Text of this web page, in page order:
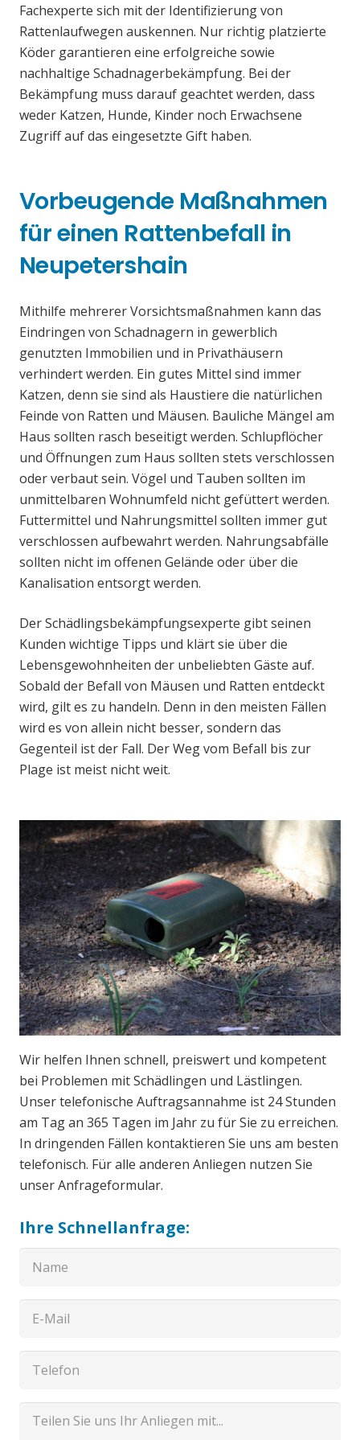
Fachexperte sich mit der Identifizierung von
Rattenlaufwegen auskennen. Nur richtig platzierte
Köder garantieren eine erfolgreiche sowie
nachhaltige Schadnagerbekämpfung. Bei der
Bekämpfung muss darauf geachtet werden, dass
weder Katzen, Hunde, Kinder noch Erwachsene
Zugriff auf das eingesetzte Gift haben.
Vorbeugende Maßnahmen
für einen Rattenbefall in
Neupetershain
Mithilfe mehrerer Vorsichtsmaßnahmen kann das
Eindringen von Schadnagern in gewerblich
genutzten Immobilien und in Privathäusern
verhindert werden. Ein gutes Mittel sind immer
Katzen, denn sie sind als Haustiere die natürlichen
Feinde von Ratten und Mäusen. Bauliche Mängel am
Haus sollten rasch beseitigt werden. Schlupflöcher
und Öffnungen zum Haus sollten stets verschlossen
oder verbaut sein. Vögel und Tauben sollten im
unmittelbaren Wohnumfeld nicht gefüttert werden.
Futtermittel und Nahrungsmittel sollten immer gut
verschlossen aufbewahrt werden. Nahrungsabfälle
sollten nicht im offenen Gelände oder über die
Kanalisation entsorgt werden.
Der Schädlingsbekämpfungsexperte gibt seinen
Kunden wichtige Tipps und klärt sie über die
Lebensgewohnheiten der unbeliebten Gäste auf.
Sobald der Befall von Mäusen und Ratten entdeckt
wird, gilt es zu handeln. Denn in den meisten Fällen
wird es von allein nicht besser, sondern das
Gegenteil ist der Fall. Der Weg vom Befall bis zur
Plage ist meist nicht weit.
Wir helfen Ihnen schnell, preiswert und kompetent
bei Problemen mit Schädlingen und Lästlingen.
Unser telefonische Auftragsannahme ist 24 Stunden
am Tag an 365 Tagen im Jahr zu für Sie zu erreichen.
In dringenden Fällen kontaktieren Sie uns am besten
telefonisch. Für alle anderen Anliegen nutzen Sie
unser Anfrageformular.
Ihre Schnellanfrage: